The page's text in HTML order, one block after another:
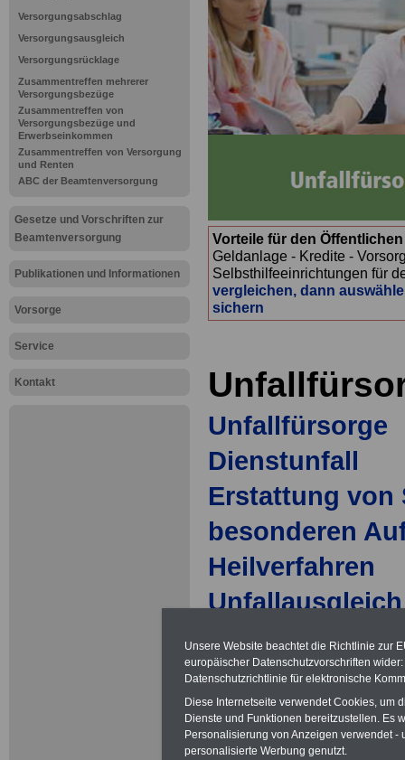
Versorgungsabschlag
Versorgungsausgleich
Versorgungsrücklage
Zusammentreffen mehrerer
Versorgungsbezüge
Zusammentreffen von
Versorgungsbezüge und
Erwerbseinkommen
Zusammentreffen von Versorgung
und Renten
ABC der Beamtenversorgung
Gesetze und Vorschriften zur
Beamtenversorgung
Publikationen und Informationen
Vorsorge
Service
Kontakt
Vorteile für den
Geldanlage - Kredite -
Selbsthilfeeinrichtungen für
vergleichen, dann
sichern
Unfallfürsorge
Dienstunfall
Erstattung von
besonderen
Heilverfahren
Unfallausgleich
Erhöhtes
Beamte
Unsere Website beachtet die Richtlinie zur
europäischer Datenschutzvorschriften
Datenschutzrichtlinie für elektronische
Diese Internetseite verwendet Cookies, um
Dienste und Funktionen bereitzustellen. Es
Personalisierung von Anzeigen verwendet
personalisierte Werbung genutzt.